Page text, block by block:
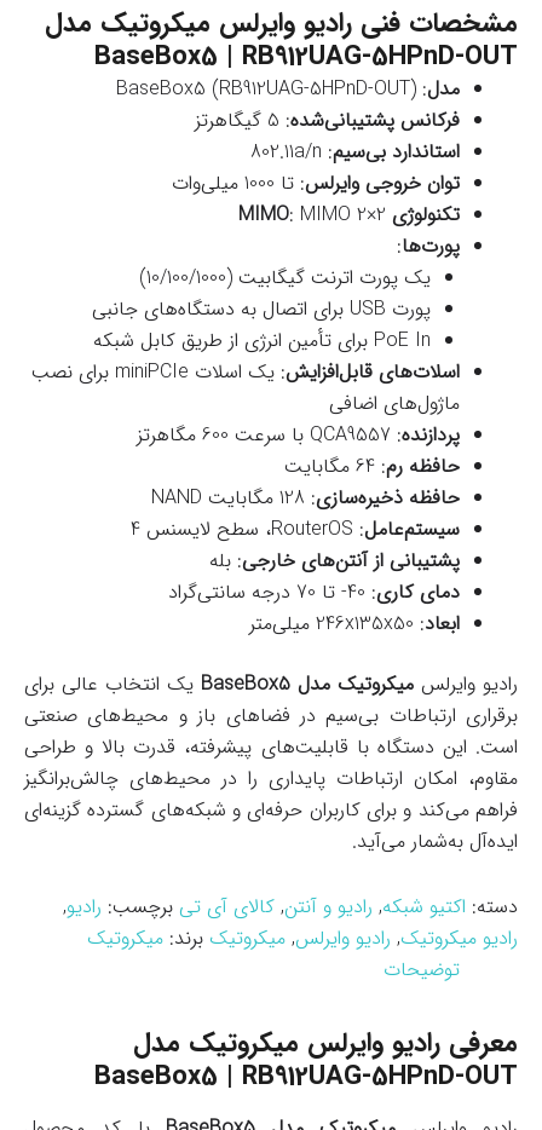
مشخصات فنی رادیو وایرلس میکروتیک مدل
BaseBox5 | RB912UAG-5HPnD-OUT
مدل: BaseBox5 (RB912UAG-5HPnD-OUT)
فرکانس پشتیبانی‌شده: 5 گیگاهرتز
استاندارد بی‌سیم: 802.11a/n
توان خروجی وایرلس: تا 1000 میلی‌وات
تکنولوژی MIMO : MIMO 2×2
پورت‌ها:
یک پورت اترنت گیگابیت (10/100/1000)
پورت USB برای اتصال به دستگاه‌های جانبی
PoE In برای تأمین انرژی از طریق کابل شبکه
اسلات‌های قابل‌افزایش
: یک اسلات miniPCIe برای نصب
ماژول‌های اضافی
پردازنده: QCA9557 با سرعت 600 مگاهرتز
حافظه رم: 64 مگابایت
حافظه ذخیره‌سازی: 128 مگابایت NAND
سیستم‌عامل: RouterOS، سطح لایسنس 4
پشتیبانی از آنتن‌های خارجی: بله
دمای کاری: 40- تا 70 درجه سانتی‌گراد
ابعاد: 246x135x50 میلی‌متر
رادیو وایرلس میکروتیک مدل BaseBox5
یک انتخاب عالی برای
برقراری ارتباطات بی‌سیم در فضاهای باز و محیط‌های صنعتی
است. این دستگاه با قابلیت‌های پیشرفته، قدرت بالا و طراحی
مقاوم، امکان ارتباطات پایداری را در محیط‌های چالش‌برانگیز
فراهم می‌کند و برای کاربران حرفه‌ای و شبکه‌های گسترده گزینه‌ای
ایده‌آل به‌شمار می‌آید.
دسته: اکتیو شبکه, رادیو و آنتن, کالای آی تی برچسب: رادیو,
رادیو میکروتیک, رادیو وایرلس, میکروتیک برند: میکروتیک
توضیحات
معرفی رادیو وایرلس میکروتیک مدل
BaseBox5 | RB912UAG-5HPnD-OUT